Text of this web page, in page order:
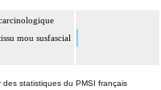
mou susfascial
statistiques du PMSI français